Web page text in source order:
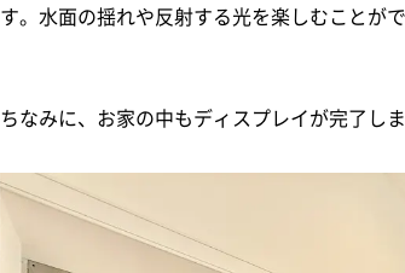
す。水面の揺れや反射する光を楽しむことが
ちなみに、お家の中もディスプレイが完了し